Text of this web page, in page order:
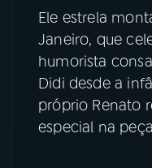
YouTube
Instagram
TikTok
Ele estrela
Janeiro, que
humorista
Didi desde a
próprio Renato
especial na